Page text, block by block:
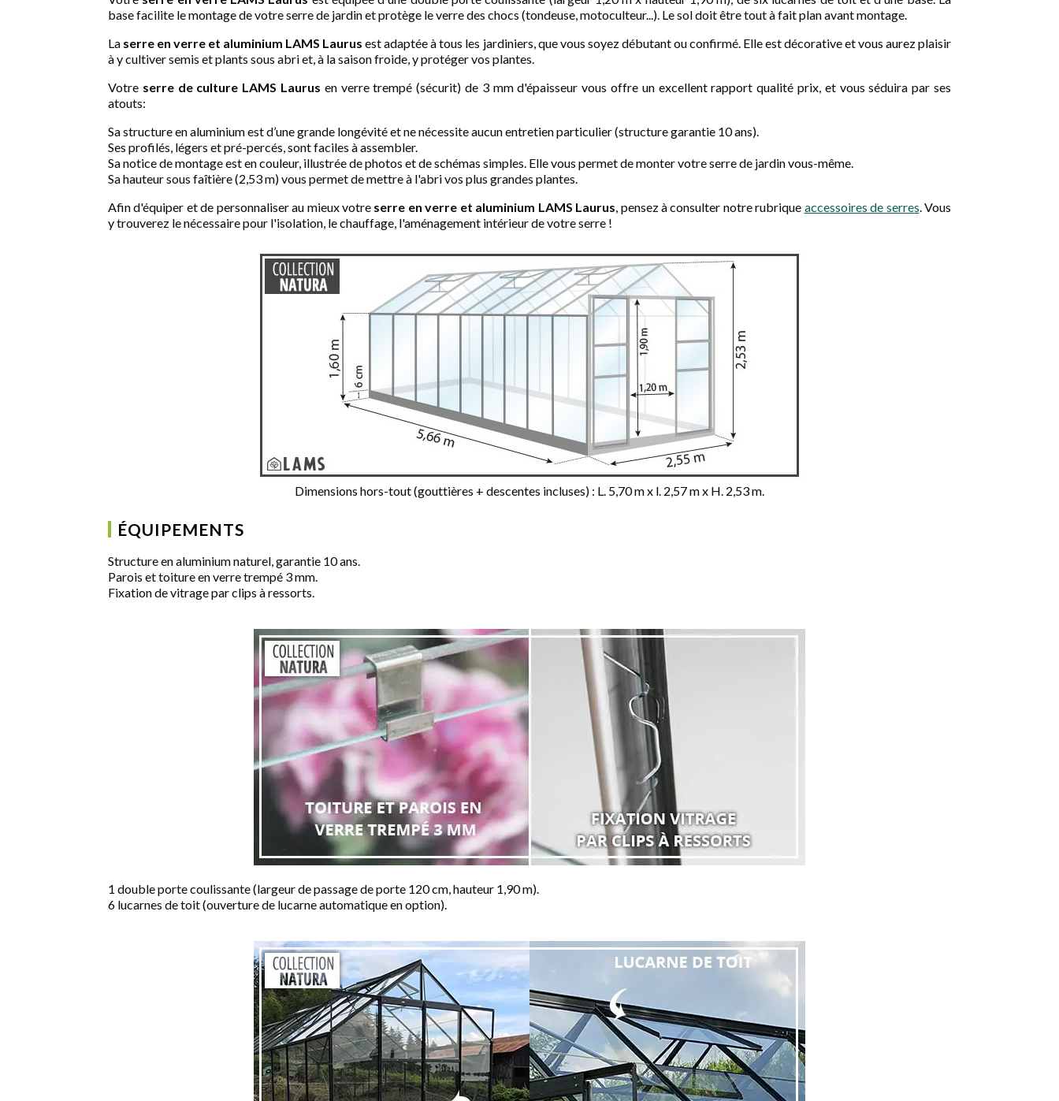
base facilite le montage de votre serre de jardin et protège le verre des chocs (tondeuse, motoculteur...). Le sol doit être tout à fait plan avant montage.
La serre en verre et aluminium LAMS Laurus est adaptée à tous les jardiniers, que vous soyez débutant ou confirmé. Elle est décorative et vous aurez plaisir
à y cultiver semis et plants sous abri et, à la saison froide, y protéger vos plantes.
Votre serre de culture LAMS Laurus en verre trempé (sécurit) de 3 mm d'épaisseur vous offre un excellent rapport qualité prix, et vous séduira par ses
atouts:
Sa structure en aluminium est d’une grande longévité et ne nécessite aucun entretien particulier (structure garantie 10 ans).
Ses profilés, légers et pré-percés, sont faciles à assembler.
Sa notice de montage est en couleur, illustrée de photos et de schémas simples. Elle vous permet de monter votre serre de jardin vous-même.
Sa hauteur sous faîtière (2,53 m) vous permet de mettre à l'abri vos plus grandes plantes.
Afin d'équiper et de personnaliser au mieux votre serre en verre et aluminium LAMS Laurus, pensez à consulter notre rubrique accessoires de serres. Vous
y trouverez le nécessaire pour l'isolation, le chauffage, l'aménagement intérieur de votre serre !
Dimensions hors-tout (gouttières + descentes incluses) : L. 5,70 m x l. 2,57 m x H. 2,53 m.
ÉQUIPEMENTS
Structure en aluminium naturel, garantie 10 ans.
Parois et toiture en verre trempé 3 mm.
Fixation de vitrage par clips à ressorts.
1 double porte coulissante (largeur de passage de porte 120 cm, hauteur 1,90 m).
6 lucarnes de toit (ouverture de lucarne automatique en option).